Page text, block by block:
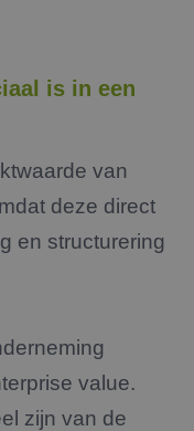
is in een
van
deze direct
en structurering
value.
zijn van de